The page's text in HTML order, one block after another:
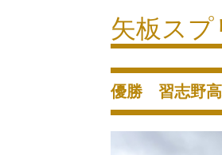
矢板ス
優勝 習志野